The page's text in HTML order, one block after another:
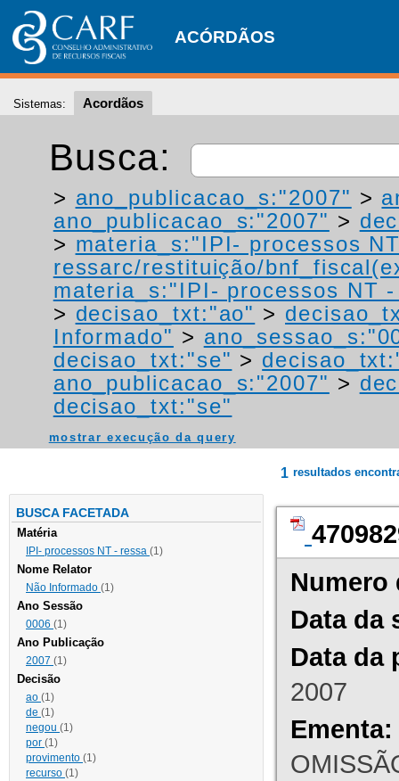
ACÓRDÃOS
Sistemas: Acordãos
Busca:
> ano_publicacao_s:"2007" >
ano_publicacao_s:"2007" >
> materia_s:"IPI- processos
ressarc/restituição/
materia_s:"IPI- processos NT
> decisao_txt:"ao" >
Informado" >
decisao_txt:"se" >
ano_publicacao_s:"2007" >
decisao_txt:"se"
mostrar execução da query
BUSCA FACETADA
Matéria
IPI- processos NT - ressa (1)
Nome Relator
Não Informado (1)
Ano Sessão
0006 (1)
Ano Publicação
2007 (1)
Decisão
ao (1)
de (1)
negou (1)
por (1)
provimento (1)
recurso (1)
1 resultados
Numero
Data da
Data da
2007
Ementa: